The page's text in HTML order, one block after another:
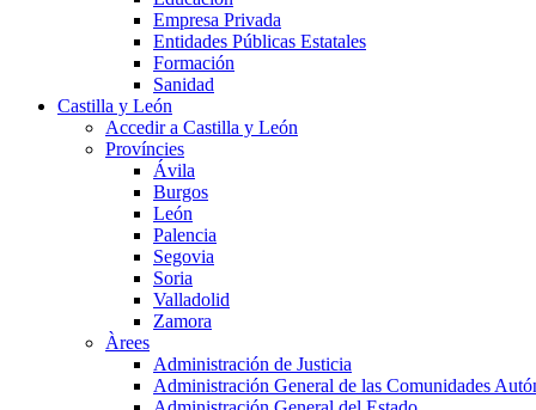
Empresa Privada
Entidades Públicas Estatales
Formación
Sanidad
Castilla y León
Accedir a Castilla y León
Províncies
Ávila
Burgos
León
Palencia
Segovia
Soria
Valladolid
Zamora
Àrees
Administración de Justicia
Administración General de las Comunidades